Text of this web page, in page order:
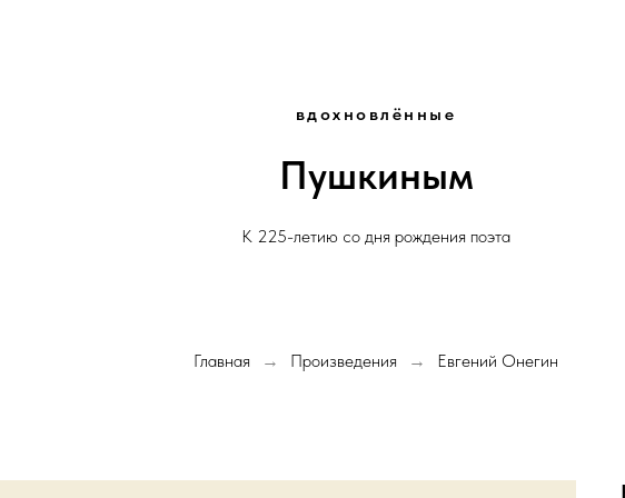
вдохновлённые
Пушкиным
К 225-летию со дня рождения поэта
Главная → Произведения → Евгений Онегин